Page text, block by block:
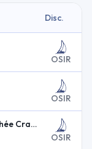
Disc.
OSIR
OSIR
Régate Départementale Trophée Cras Nautique
OSIR